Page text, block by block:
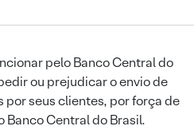
pelo Banco Central do
ou prejudicar o envio de
seus clientes, por força de
Central do Brasil.